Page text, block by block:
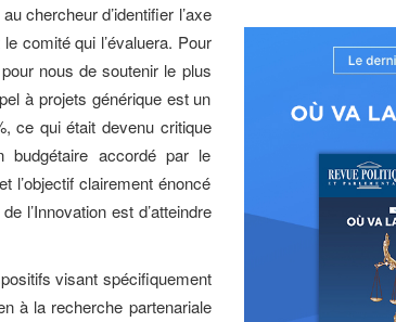
chercheur d’identifier l’axe
comité qui l’évaluera. Pour
nous de soutenir le plus
à projets générique est un
ce qui était devenu critique
budgétaire accordé par le
l’objectif clairement énoncé
l’Innovation est d’atteindre
visant spécifiquement
à la recherche partenariale